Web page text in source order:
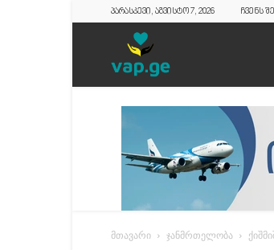
პარასკევი, აგვისტო 7, 2026 ჩვენს
მთავარი ჯანმრთელობა